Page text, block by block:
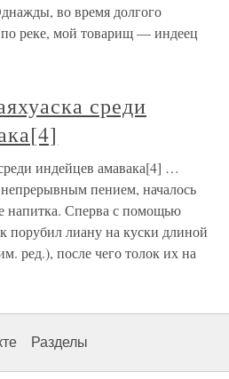
во время долгого
реке, мой товарищ — индеец
среди
индейцев амавака[4] …
пением, началось
напитка. Сперва с помощью
порубил лиану на куски длиной
ред.), после чего толок их на
Разделы